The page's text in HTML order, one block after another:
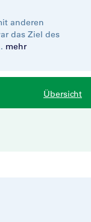
anderen
das Ziel des
mehr
Übersicht